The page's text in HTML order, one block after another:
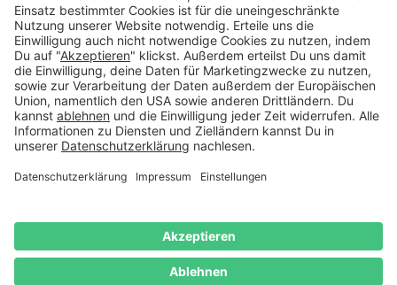
Mitglied im:
Deutschland
Datenschutz Widerrufsrecht
widerrufen